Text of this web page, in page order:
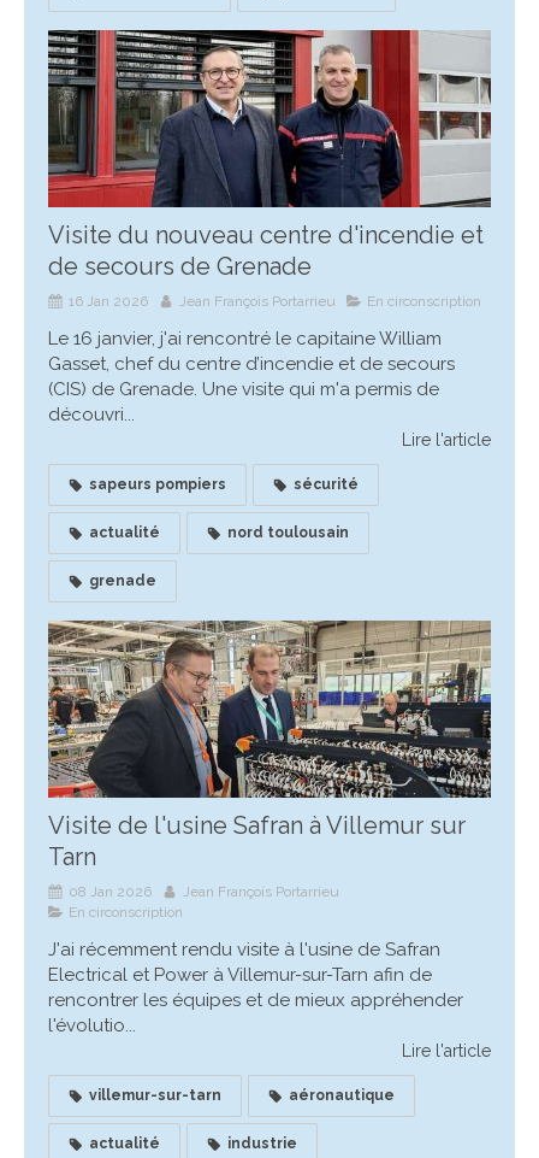
Visite du nouveau centre d'incendie et
de secours de Grenade
16 Jan 2026 Jean François Portarrieu En circonscription
Le 16 janvier, j'ai rencontré le capitaine William
Gasset, chef du centre d’incendie et de secours
(CIS) de Grenade. Une visite qui m'a permis de
découvri...
Lire l'article
sapeurs pompiers sécurité
actualité nord toulousain
grenade
Visite de l'usine Safran à Villemur sur
Tarn
08 Jan 2026
Jean François Portarrieu
En circonscription
J'ai récemment rendu visite à l'usine de Safran
Electrical et Power à Villemur-sur-Tarn afin de
rencontrer les équipes et de mieux appréhender
l'évolutio...
Lire l'article
villemur-sur-tarn aéronautique
actualité industrie